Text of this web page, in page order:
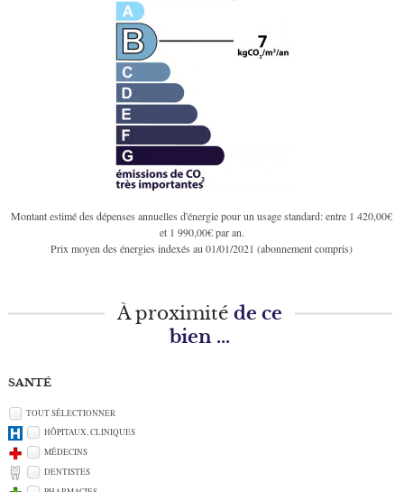
Montant estimé des dépenses annuelles d'énergie pour un usage standard: entre 1 420,00€
et 1 990,00€ par an.
Prix moyen des énergies indexés au 01/01/2021 (abonnement compris)
À proximitéde ce
bien ...
SANTÉ
TOUT SÉLECTIONNER
HÔPITAUX, CLINIQUES
MÉDECINS
DENTISTES